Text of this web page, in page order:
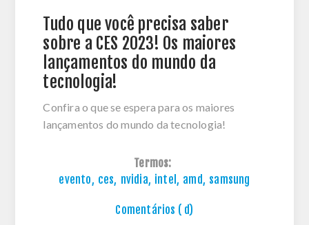
Tudo que você precisa saber
sobre a CES 2023! Os maiores
lançamentos do mundo da
tecnologia!
Confira o que se espera para os maiores
lançamentos do mundo da tecnologia!
Termos:
evento, ces, nvidia, intel , amd , samsung
Comentários ( d)